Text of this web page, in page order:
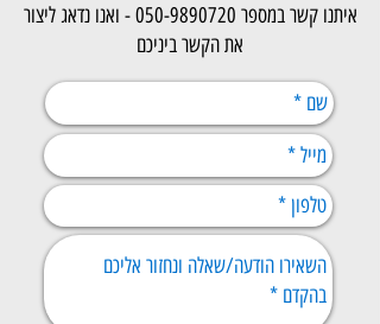
איתנו קשר במספר 050-9890720- ואנו נדאג ליצור
את הקשר ביניכם